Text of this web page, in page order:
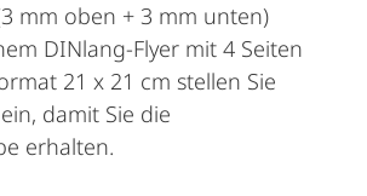
mm oben + 3 mm unten)
DINlang-Flyer mit 4 Seiten
21 x 21 cm stellen Sie
damit Sie die
erhalten.